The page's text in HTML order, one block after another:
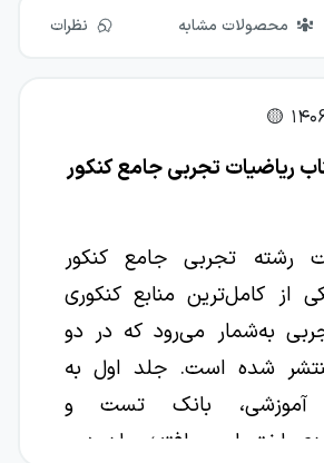
محصولات مشابه نظرات
ریاضیات تجربی جامع کنکور
رشته تجربی جامع کنکور
از کامل‌ترین منابع کنکوری
به‌شمار می‌رود که در دو
شده است. جلد اول به
آموزشی، بانک تست و
اختصاص یافته؛ جلد دوم